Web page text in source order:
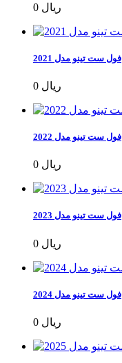
0 ریال
فول ست تینو مدل 2021
0 ریال
فول ست تینو مدل 2022
0 ریال
فول ست تینو مدل 2023
0 ریال
فول ست تینو مدل 2024
0 ریال